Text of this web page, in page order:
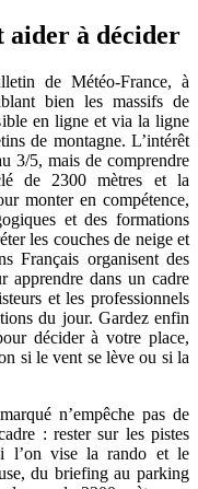
aider à décider
de Météo‑France, à
bien les massifs de
en ligne et via la ligne
de montagne. L’intérêt
3/5, mais de comprendre
de 2300 mètres et la
monter en compétence,
et des formations
les couches de neige et
Français organisent des
apprendre dans un cadre
et les professionnels
du jour. Gardez enfin
décider à votre place,
si le vent se lève ou si la
n’empêche pas de
: rester sur les pistes
l’on vise la rando et le
du briefing au parking